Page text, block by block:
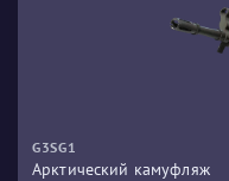
G3SG1
Арктический камуфляж